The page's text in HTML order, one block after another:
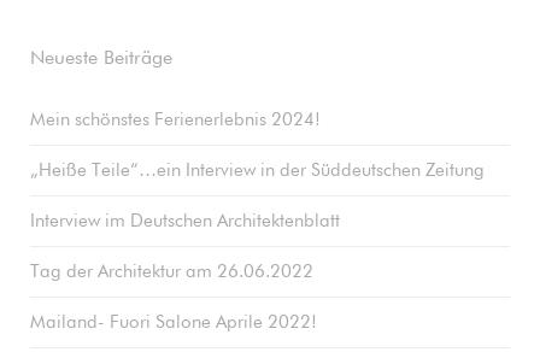
Neueste Beiträge
Mein schönstes Ferienerlebnis 2024!
„Heiße Teile“…ein Interview in der Süddeutschen Zeitung
Interview im Deutschen Architektenblatt
Tag der Architektur am 26.06.2022
Mailand- Fuori Salone Aprile 2022!